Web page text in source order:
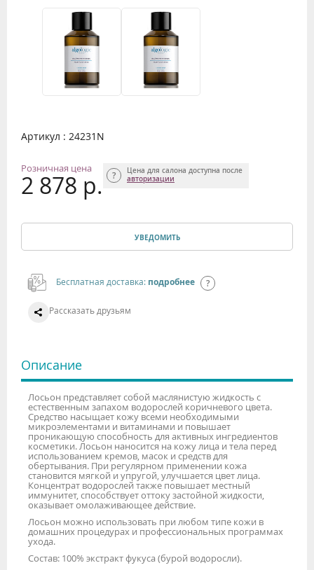
Артикул : 24231N
Розничная цена
2 878 р.
Цена для салона доступна после
авторизации
УВЕДОМИТЬ
Бесплатная доставка: подробнее
Рассказать друзьям
Описание
Лосьон представляет собой маслянистую жидкость с
естественным запахом водорослей коричневого цвета.
Средство насыщает кожу всеми необходимыми
микроэлементами и витаминами и повышает
проникающую способность для активных ингредиентов
косметики. Лосьон наносится на кожу лица и тела перед
использованием кремов, масок и средств для
обертывания. При регулярном применении кожа
становится мягкой и упругой, улучшается цвет лица.
Концентрат водорослей также повышает местный
иммунитет, способствует оттоку застойной жидкости,
оказывает омолаживающее действие.
Лосьон можно использовать при любом типе кожи в
домашних процедурах и профессиональных программах
ухода.
Состав: 100% экстракт фукуса (бурой водоросли).